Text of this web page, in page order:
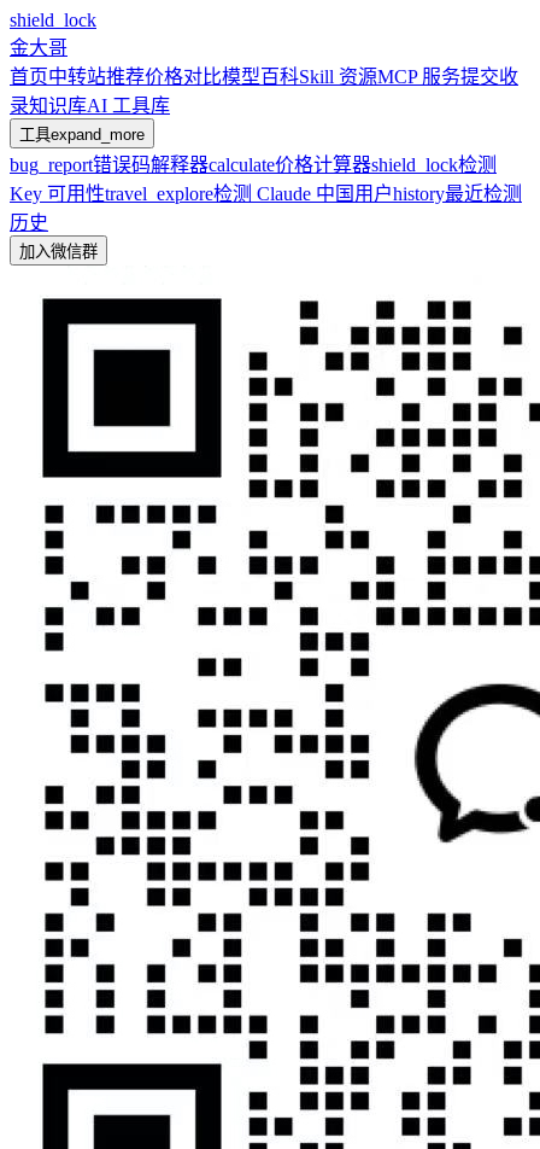
shield_lock
金大哥
首页中转站推荐价格对比模型百科Skill 资源MCP 服务提交收
录知识库AI 工具库
工具expand_more
bug_report错误码解释器calculate价格计算器shield_lock检测
Key 可用性travel_explore检测 Claude 中国用户history最近检测
历史
加入微信群